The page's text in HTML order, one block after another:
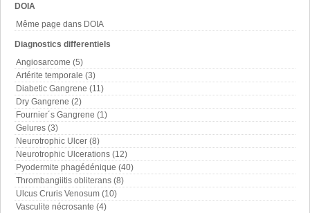
DOIA
Même page dans DOIA
Diagnostics differentiels
Angiosarcome (5)
Artérite temporale (3)
Diabetic Gangrene (11)
Dry Gangrene (2)
Fournier´s Gangrene (1)
Gelures (3)
Neurotrophic Ulcer (8)
Neurotrophic Ulcerations (12)
Pyodermite phagédénique (40)
Thrombangiitis obliterans (8)
Ulcus Cruris Venosum (10)
Vasculite nécrosante (4)